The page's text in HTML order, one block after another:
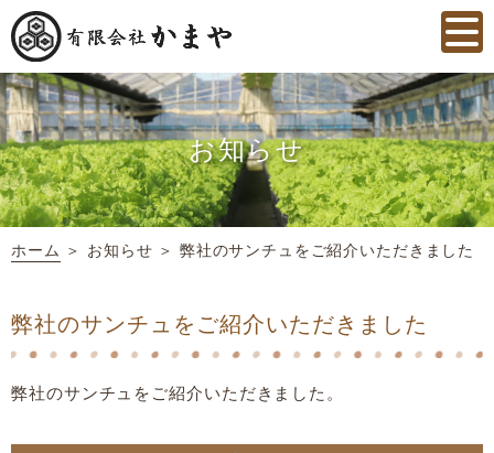
お知らせ
ホーム ＞ お知らせ ＞ 弊社のサンチュをご紹介いただきました
弊社のサンチュをご紹介いただきました
弊社のサンチュをご紹介いただきました。